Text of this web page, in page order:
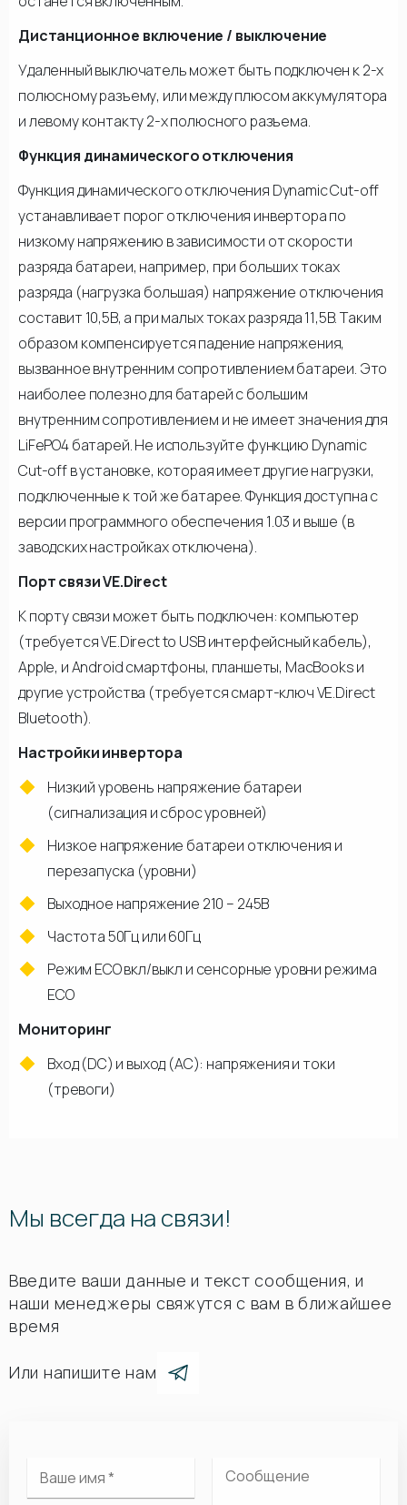
Дистанционное включение / выключение
Удаленный выключатель может быть подключен к 2-х
полюсному разъему, или между плюсом аккумулятора
и левому контакту 2-х полюсного разъема.
Функция динамического отключения
Функция динамического отключения Dynamic Cut-off
устанавливает порог отключения инвертора по
низкому напряжению в зависимости от скорости
разряда батареи, например, при больших токах
разряда (нагрузка большая) напряжение отключения
составит 10,5В, а при малых токах разряда 11,5В. Таким
образом компенсируется падение напряжения,
вызванное внутренним сопротивлением батареи. Это
наиболее полезно для батарей с большим
внутренним сопротивлением и не имеет значения для
LiFePO4 батарей. Не используйте функцию Dynamic
Cut-off в установке, которая имеет другие нагрузки,
подключенные к той же батарее. Функция доступна с
версии программного обеспечения 1.03 и выше (в
заводских настройках отключена).
Порт связи VE.Direct
К порту связи может быть подключен: компьютер
(требуется VE.Direct to USB интерфейсный кабель),
Apple, и Android смартфоны, планшеты, MacBooks и
другие устройства (требуется смарт-ключ VE.Direct
Bluetooth).
Настройки инвертора
Низкий уровень напряжение батареи
(сигнализация и сброс уровней)
Низкое напряжение батареи отключения и
перезапуска (уровни)
Выходное напряжение 210 – 245В
Частота 50Гц или 60Гц
Режим ECO вкл/выкл и сенсорные уровни режима
ECO
Мониторинг
Вход (DC) и выход (AC): напряжения и токи
(тревоги)
Мы всегда на связи!
Введите ваши данные и текст сообщения, и
наши менеджеры свяжутся с вам в ближайшее
время
Или напишите нам